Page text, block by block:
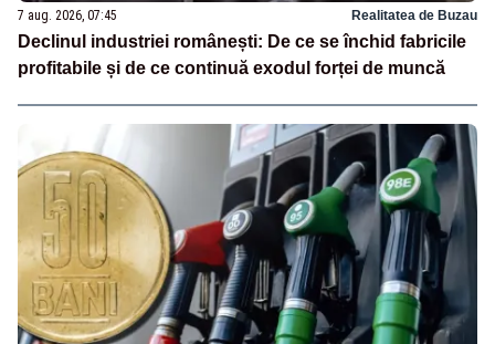
7 aug. 2026, 07:45 Realitatea de Buzau
Declinul industriei românești: De ce se închid fabricile
profitabile și de ce continuă exodul forței de muncă